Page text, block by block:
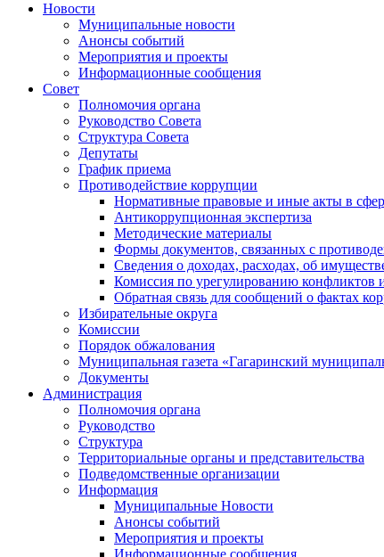
Новости
Муниципальные новости
Анонсы событий
Мероприятия и проекты
Информационные сообщения
Совет
Полномочия органа
Руководство Совета
Структура Совета
Депутаты
График приема
Противодействие коррупции
Нормативные правовые и иные акты в
Антикоррупционная экспертиза
Методические материалы
Формы документов, связанных с
Сведения о доходах, расходах, об
Комиссия по урегулированию конфликтов
Обратная связь для сообщений о фактах
Избирательные округа
Комиссии
Порядок обжалования
Муниципальная газета «Гагаринский
Документы
Администрация
Полномочия органа
Руководство
Структура
Территориальные органы и представительства
Подведомственные организации
Информация
Муниципальные Новости
Анонсы событий
Мероприятия и проекты